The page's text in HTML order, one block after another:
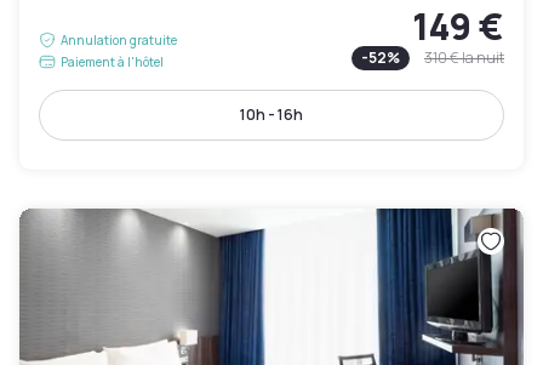
Annulation gratuite
Paiement à l'hôtel
149 €
-52% 310 €la nuit
10h - 16h